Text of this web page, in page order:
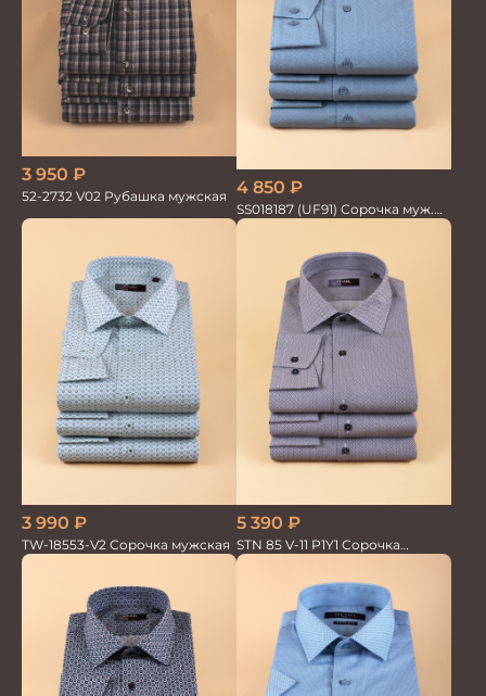
3 950 ₽
52-2732 V02 Рубашка мужская 4 850 ₽
SS018187 (UF91) Сорочка муж.
GROSTYLE TRENDY
3 990 ₽
TW-18553-V2 Сорочка мужская
5 390 ₽
STN 85 V-11 P1Y1 Сорочка
мужская